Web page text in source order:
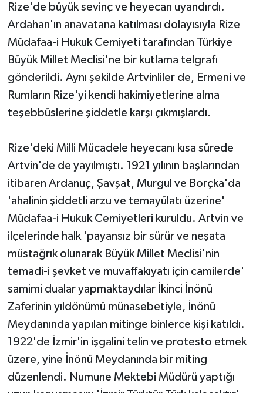
Rize'de büyük sevinç ve heyecan uyandırdı.
Ardahan'ın anavatana katılması dolayısıyla Rize
Müdafaa-i Hukuk Cemiyeti tarafından Türkiye
Büyük Millet Meclisi'ne bir kutlama telgrafı
gönderildi. Aynı şekilde Artvinliler de, Ermeni ve
Rumların Rize'yi kendi hakimiyetlerine alma
teşebbüslerine şiddetle karşı çıkmışlardı.
Rize'deki Milli Mücadele heyecanı kısa sürede
Artvin'de de yayılmıştı. 1921 yılının başlarından
itibaren Ardanuç, Şavşat, Murgul ve Borçka'da
'ahalinin şiddetli arzu ve temayülatı üzerine'
Müdafaa-i Hukuk Cemiyetleri kuruldu. Artvin ve
ilçelerinde halk 'payansız bir sürür ve neşata
müstağrık olunarak Büyük Millet Meclisi'nin
temadi-i şevket ve muvaffakıyatı için camilerde'
samimi dualar yapmaktaydılar İkinci İnönü
Zaferinin yıldönümü münasebetiyle, İnönü
Meydanında yapılan mitinge binlerce kişi katıldı.
1922'de İzmir'in işgalini telin ve protesto etmek
üzere, yine İnönü Meydanında bir miting
düzenlendi. Numune Mektebi Müdürü yaptığı